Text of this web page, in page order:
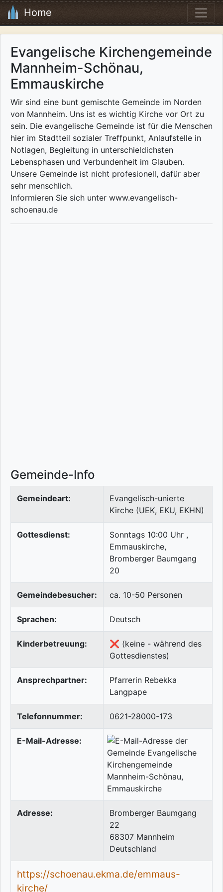
Home
Evangelische Kirchengemeinde
Mannheim-Schönau,
Emmauskirche
Wir sind eine bunt gemischte Gemeinde im Norden
von Mannheim. Uns ist es wichtig Kirche vor Ort zu
sein. Die evangelische Gemeinde ist für die Menschen
hier im Stadtteil sozialer Treffpunkt, Anlaufstelle in
Notlagen, Begleitung in unterschieldichsten
Lebensphasen und Verbundenheit im Glauben.
Unsere Gemeinde ist nicht profesionell, dafür aber
sehr menschlich.
Informieren Sie sich unter www.evangelisch-
schoenau.de
Gemeinde-Info
Gemeindeart:
Evangelisch-unierte
Kirche (UEK, EKU, EKHN)
Gottesdienst:
Sonntags 10:00 Uhr ,
Emmauskirche,
Bromberger Baumgang
20
Gemeindebesucher: ca. 10-50 Personen
Sprachen: Deutsch
Kinderbetreuung:
❌ (keine - während des
Gottesdienstes)
Ansprechpartner:
Pfarrerin Rebekka
Langpape
Telefonnummer: 0621-28000-173
E-Mail-Adresse:
Adresse:
Bromberger Baumgang
22
68307 Mannheim
Deutschland
https://schoenau.ekma.de/emmaus-
kirche/